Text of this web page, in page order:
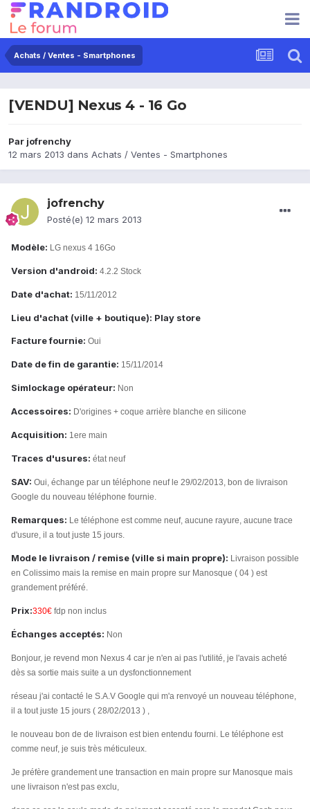
Achats / Ventes - Smartphones
[VENDU] Nexus 4 - 16 Go
Par jofrenchy
12 mars 2013 dans Achats / Ventes - Smartphones
jofrenchy
Posté(e) 12 mars 2013
Modèle: LG nexus 4 16Go
Version d'android: 4.2.2 Stock
Date d'achat: 15/11/2012
Lieu d'achat (ville + boutique): Play store
Facture fournie: Oui
Date de fin de garantie: 15/11/2014
Simlockage opérateur: Non
Accessoires: D'origines + coque arrière blanche en silicone
Acquisition: 1ere main
Traces d'usures: état neuf
SAV: Oui, échange par un téléphone neuf le 29/02/2013, bon de livraison
Google du nouveau téléphone fournie.
Remarques: Le téléphone est comme neuf, aucune rayure, aucune trace
d'usure, il a tout juste 15 jours.
Mode le livraison / remise (ville si main propre): Livraison possible
en Colissimo mais la remise en main propre sur Manosque ( 04 ) est
grandement préféré.
Prix:330€ fdp non inclus
Échanges acceptés: Non
Bonjour, je revend mon Nexus 4 car je n'en ai pas l'utilité, je l'avais acheté
dès sa sortie mais suite a un dysfonctionnement
réseau j'ai contacté le S.A.V Google qui m'a renvoyé un nouveau téléphone,
il a tout juste 15 jours ( 28/02/2013 ) ,
le nouveau bon de de livraison est bien entendu fourni. Le téléphone est
comme neuf, je suis très méticuleux.
Je préfère grandement une transaction en main propre sur Manosque mais
une livraison n'est pas exclu,